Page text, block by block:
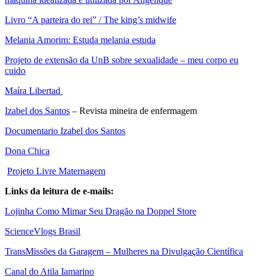
Livro “A parteira do rei” / The king’s midwife
Melania Amorim: Estuda melania estuda
Projeto de extensão da UnB sobre sexualidade – meu corpo eu
cuido
Maíra Libertad
Izabel dos Santos – Revista mineira de enfermagem
Documentario Izabel dos Santos
Dona Chica
Projeto Livre Maternagem
Links da leitura de e-mails:
Lojinha Como Mimar Seu Dragão na Doppel Store
ScienceVlogs Brasil
TransMissões da Garagem – Mulheres na Divulgação Científica
Canal do Atila Iamarino